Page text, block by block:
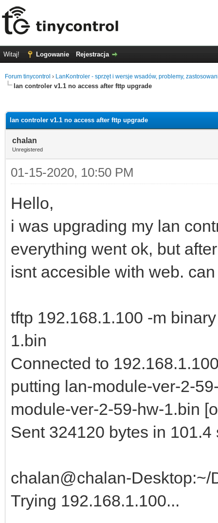
Witaj! Logowanie Rejestracja
Forum tinycontrol › LanKontroler - sprzęt i wersje wsadów, problemy,
lan controler v1.1 no access after fttp upgrade
lan controler v1.1 no access after fttp upgrade
chalan
Unregistered
01-15-2020, 10:50 PM
Hello,
i was upgrading my lan
everything went ok, but
isnt accesible with web.
tftp 192.168.1.100 -m
1.bin
Connected to
putting lan-module-ver-2-
module-ver-2-59-hw-1.bin
Sent 324120 bytes in
chalan@chalan-
Trying 192.168.1.100...